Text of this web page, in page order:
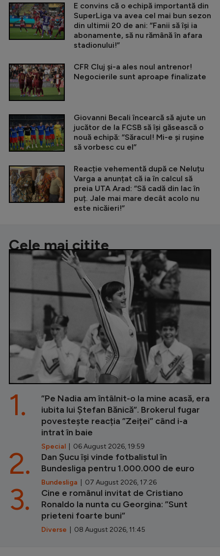
E convins că o echipă importantă din
SuperLiga va avea cel mai bun sezon
din ultimii 20 de ani: ”Fanii să își ia
abonamente, să nu rămână în afara
stadionului!”
CFR Cluj și-a ales noul antrenor!
Negocierile sunt aproape finalizate
Giovanni Becali încearcă să ajute un
jucător de la FCSB să își găsească o
nouă echipă: ”Săracul! Mi-e și rușine
să vorbesc cu el”
Reacție vehementă după ce Neluțu
Varga a anunțat că ia în calcul să
preia UTA Arad: ”Să cadă din lac în
puț. Jale mai mare decât acolo nu
este nicăieri!”
Cele mai citite
”Pe Nadia am întâlnit-o la mine acasă, era
iubita lui Ștefan Bănică”. Brokerul fugar
povestește reacția ”Zeiței” când i-a
intrat în baie
Special | 06 August 2026, 19:59
1.
Dan Șucu își vinde fotbalistul în
Bundesliga pentru 1.000.000 de euro
Bundesliga | 07 August 2026, 17:26
2.
Cine e românul invitat de Cristiano
Ronaldo la nunta cu Georgina: ”Sunt
prieteni foarte buni”
Diverse | 08 August 2026, 11:45
3.